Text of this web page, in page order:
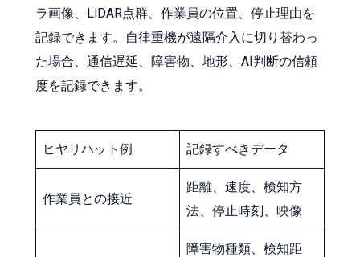
ラ画像、LiDAR点群、作業員の位置、停止理由を
記録できます。自律重機が遠隔介入に切り替わっ
た場合、通信遅延、障害物、地形、AI判断の信頼
度を記録できます。
ヒヤリハット例 記録すべきデータ
作業員との接近
距離、速度、検知方
法、停止時刻、映像
障害物種類、検知距